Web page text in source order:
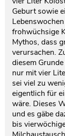
Geburt sowie
frohwüchsige
Mythos, dass
verursachen.
diesem
nur mit vier
sei viel zu
eigentlich für
wäre. Dieses
und es gäbe
bis